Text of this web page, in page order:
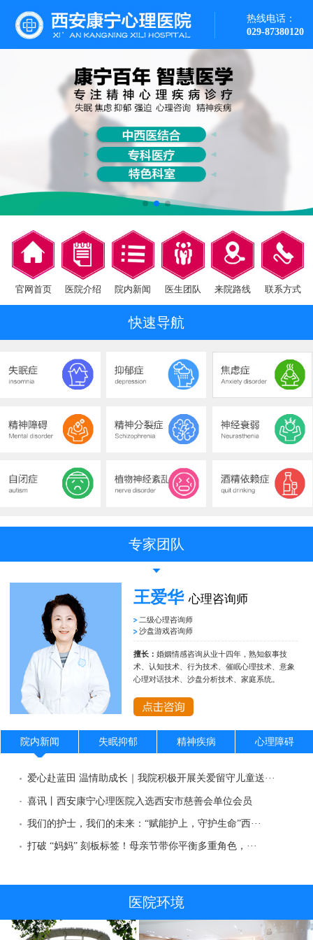
热线电话：
029-87380120
官网首页 医院介绍 院内新闻 医生团队 来院路线 联系方式
快速导航
专家团队
王爱华 心理咨询师
二级心理咨询师
沙盘游戏咨询师
擅长：婚姻情感咨询从业十四年，熟知叙事技
术、认知技术、行为技术、催眠心理技术、意象
心理对话技术、沙盘分析技术、家庭系统。
院内新闻 失眠抑郁 精神疾病 心理障碍
爱心赴蓝田 温情助成长｜我院积极开展关爱留守儿童送···
喜讯丨西安康宁心理医院入选西安市慈善会单位会员
我们的护士，我们的未来：“赋能护上，守护生命”西···
打破 “妈妈” 刻板标签！母亲节带你平衡多重角色，···
医院环境